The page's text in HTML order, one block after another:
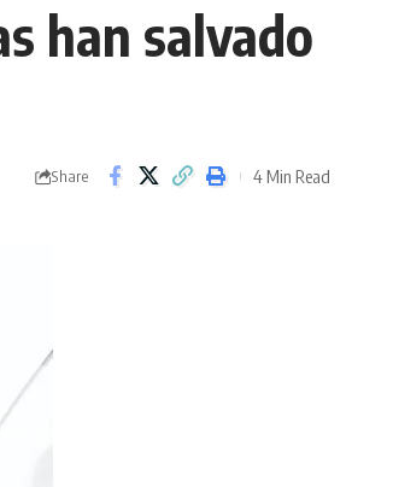
han salvado
Share 4 Min Read